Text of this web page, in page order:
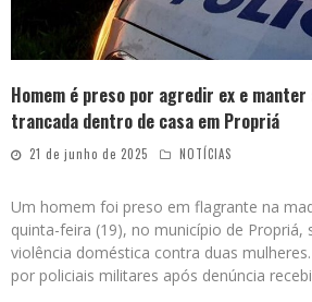
Homem é preso por agredir ex e
trancada dentro de casa em Propriá
21 de junho de 2025 NOTÍCIAS
Um homem foi preso em flagrante na
quinta-feira (19), no município de Propriá,
violência doméstica contra duas
por policiais militares após denúncia